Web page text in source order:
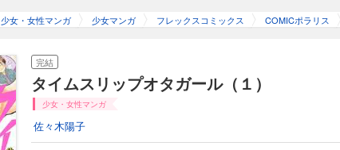
少女・女性マンガ 少女マンガ フレックスコミックス COMICポラリス
完結
タイムスリップオタガール（１）
少女・女性マンガ
佐々木陽子